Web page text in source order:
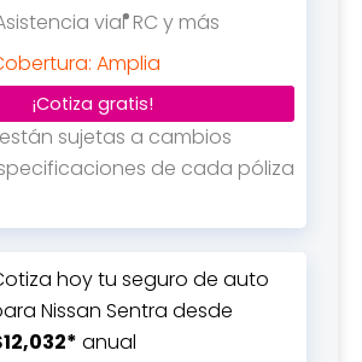
vial RC y más
Amplia
¡Cotiza gratis!
sujetas a cambios
de cada póliza
hoy tu seguro de auto
Nissan Sentra desde
anual